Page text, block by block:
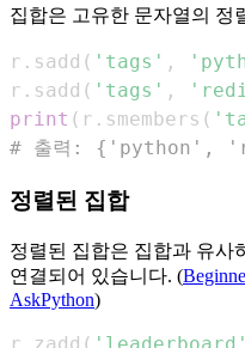
집합은 고유한 문자열의 정
r . sadd ( 'tags' ,
r . sadd ( 'tags' ,
print ( r . smembers (
# 출력: {'python',
정렬된 집합
정렬된 집합은 집합과 유사
연결되어 있습니다. (
AskPython)